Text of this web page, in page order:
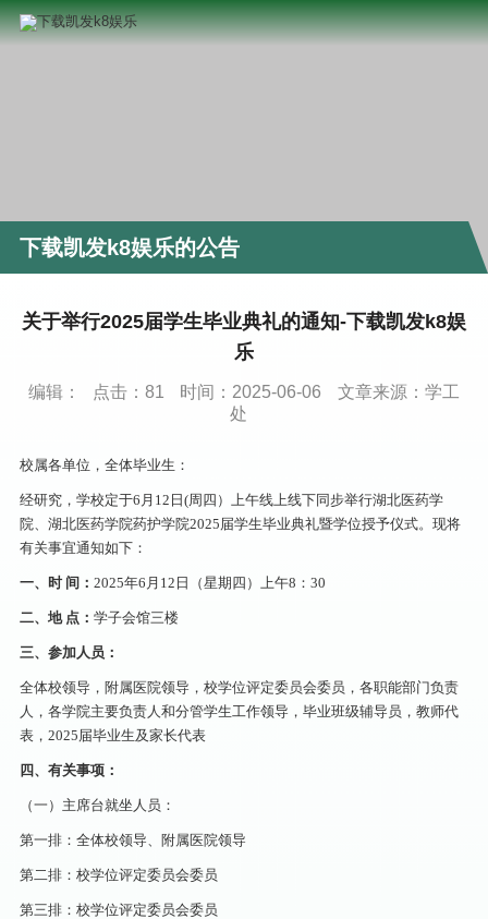
下载凯发k8娱乐的公告
关于举行2025届学生毕业典礼的通知-下载凯发k8娱
乐
编辑： 点击： 81 时间：2025-06-06
文章来源：学工
处
校属各单位，全体毕业生：
经研究，学校定于6月12日(周四）上午线上线下同步举行湖北医药学
院、湖北医药学院药护学院2025届学生毕业典礼暨学位授予仪式。现将
有关事宜通知如下：
一、时 间： 2025年6月12日（星期四）上午8：30
二、地 点： 学子会馆三楼
三、参加人员：
全体校领导，附属医院领导，校学位评定委员会委员，各职能部门负责
人，各学院主要负责人和分管学生工作领导，毕业班级辅导员，教师代
表，2025届毕业生及家长代表
四、有关事项：
（一）主席台就坐人员：
第一排：全体校领导、附属医院领导
第二排：校学位评定委员会委员
第三排：校学位评定委员会委员